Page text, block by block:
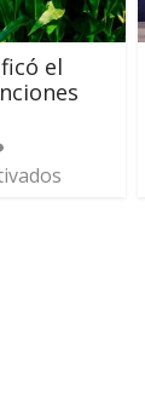
el